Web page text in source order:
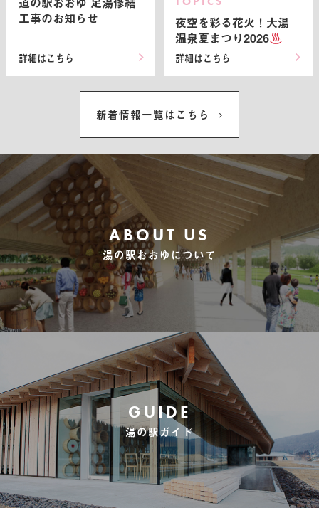
工事のお知らせ
詳細はこちら
夜空を彩る花火！大湯
温泉夏まつり2026
詳細はこちら
新着情報一覧はこちら
ABOUT US
湯の駅おおゆについて
GUIDE
湯の駅ガイド